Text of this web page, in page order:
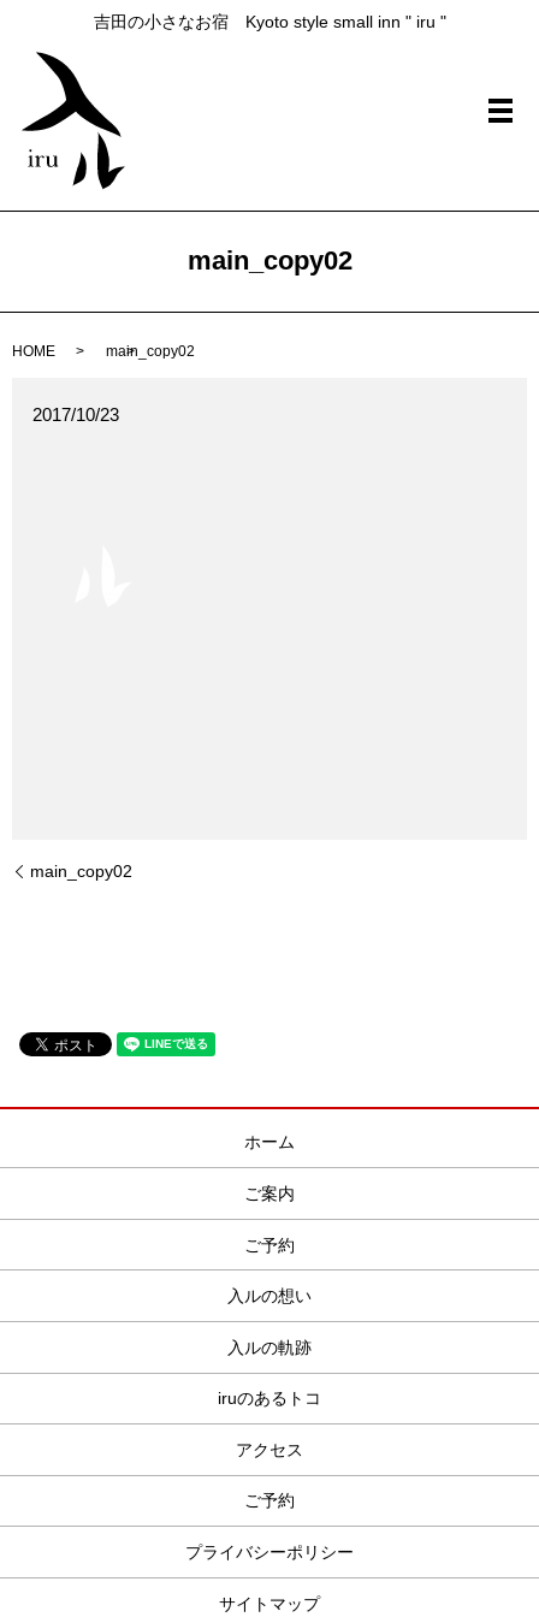
吉田の小さなお宿 Kyoto style small inn " iru "
メ
main_copy02
HOME main_copy02
2017/10/23
main_copy02
ホーム
ご案内
ご予約
入ルの想い
入ルの軌跡
iruのあるトコ
アクセス
ご予約
プライバシーポリシー
サイトマップ